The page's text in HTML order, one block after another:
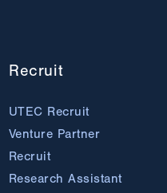
Recruit
UTEC Recruit
Venture Partner
Recruit
Research Assistant